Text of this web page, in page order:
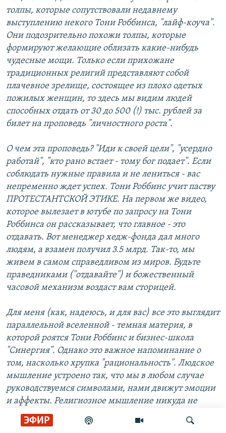
ЭФИР
толпы, которые сопутствовали недавнему
выступлению некого Тони Роббинса, "лайф-коуча".
Они подозрительно похожи толпы, которые
формируют желающие облизать какие-нибудь
чудесные мощи. Только если прихожане
традиционных религий представляют собой
плачевное зрелище, состоящее из плохо одетых
пожилых женщин, то здесь мы видим людей
способных отдать от 30 до 500 (!) тыс. рублей за
билет на проповедь "личностного роста".
О чем эта проповедь? "Иди к своей цели", "усердно
работай", "кто рано встает - тому бог подает". Если
соблюдать нужные правила и не лениться - вас
непременно ждет успех. Тони Роббинс учит паству
ПРОТЕСТАНТСКОЙ ЭТИКЕ. На первом же видео,
которое вылезает в ютубе по запросу на Тони
Роббинса он рассказывает, что главное - это
отдавать. Вот менеджер хедж-фонда дал много
людям, а взамен получил 3.5 млрд. Так-то, мы
живем в самом справедливом из миров. Будьте
праведниками ("отдавайте") и божественный
часовой механизм воздаст вам сторицей.
Для меня (как, надеюсь, и для вас) все это выглядит
параллельной вселенной - темная материя, в
которой роятся Тони Роббинс и бизнес-школа
"Синергия". Однако это важное напоминание о
том, насколько хрупка "рациональность". Людское
мышление устроено так, что мы в любом случае
руководствуемся символами, нами движут эмоции
и аффекты. Религиозное мышление никуда не
уходило, только проповедники сменили мантии на
деловые костюмы.